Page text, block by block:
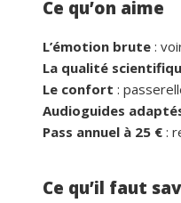
Ce qu’on aime
L’émotion brute :
La qualité
Le confort :
Audioguides
Pass annuel à 25 € :
Ce qu’il faut